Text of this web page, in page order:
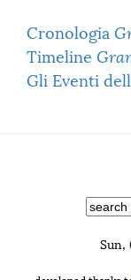
Cronologia
Timeline
Gli Eventi
Sun,